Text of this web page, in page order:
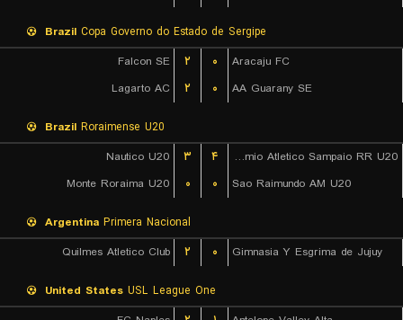
Brazil Copa Governo do Estado de Sergipe
Falcon SE
۲ ۰
Aracaju FC
Lagarto AC
۲ ۰ AA Guarany SE
Brazil Roraimense U20
Nautico U20
۳ ۴
Gremio Atletico Sampaio RR U20
Monte Roraima U20
۰ ۰ Sao Raimundo AM U20
Argentina Primera Nacional
Quilmes Atletico Club
۲ ۰ Gimnasia Y Esgrima de Jujuy
United States USL League One